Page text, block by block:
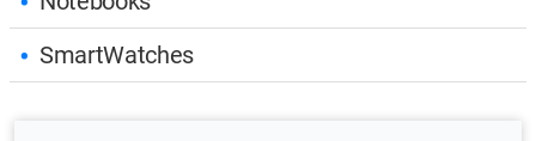
SmartWatches